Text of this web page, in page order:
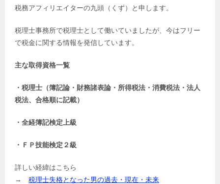
税務アフィリエイターの九頭（くず）と申します。
税理士事務所で税理士として働いていましたが、今はフリー
で税金に関する情報を発信しています。
主な取得資格一覧
・税理士（簿記論・財務諸表論・所得税法・消費税法・法人
税法、合格順に記載）
・全経簿記検定上級
・ＦＰ技能検定２級
詳しい経緯はこちら
→ 税理士失格となった男の過去・現在・未来